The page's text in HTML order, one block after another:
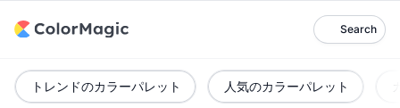
Search
トレンドのカラーパレット 人気のカラーパレット